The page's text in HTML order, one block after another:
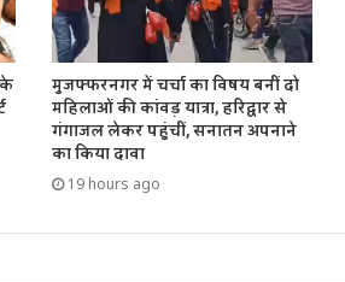
मुजफ्फरनगर में चर्चा का विषय बनीं दो
महिलाओं की कांवड़ यात्रा, हरिद्वार से
गंगाजल लेकर पहुंचीं, सनातन अपनाने
का किया दावा
19 hours ago